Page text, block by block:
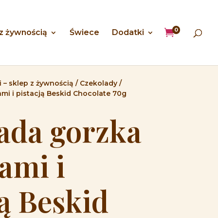
żywnością Świece Dodatki 0
– sklep z żywnością / Czekolady/
i pistacją Beskid Chocolate 70g
gorzka
i
Beskid